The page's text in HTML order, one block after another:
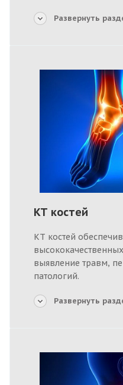
Развернуть
КТ костей
КТ костей
выявление травм,
патологий.
Развернуть